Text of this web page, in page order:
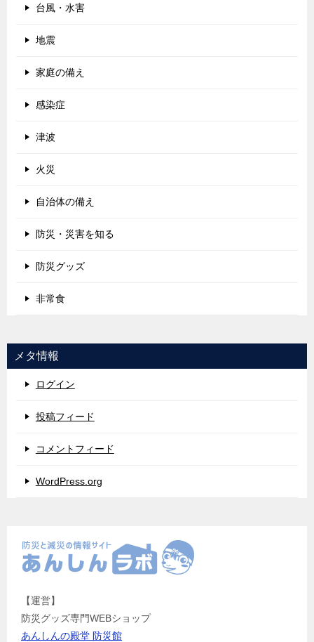
台風・水害
地震
家庭の備え
感染症
津波
火災
自治体の備え
防災・災害を知る
防災グッズ
非常食
メタ情報
ログイン
投稿フィード
コメントフィード
WordPress.org
【運営】
防災グッズ専門WEBショップ
あんしんの殿堂 防災館